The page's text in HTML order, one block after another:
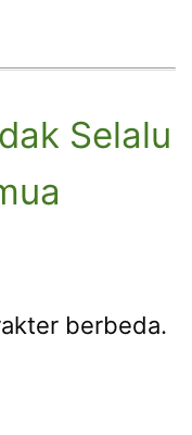
Selalu
berbeda.